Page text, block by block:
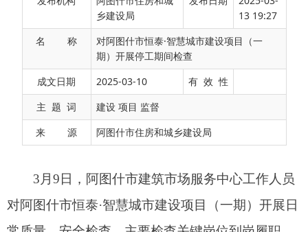
乡建设局
13 19:27
名 称
对阿图什市恒泰·智慧城市建设项目（一
期）开展停工期间检查
成文日期
2025-03-10
有 效 性
主 题 词
建设 项目 监督
来 源
阿图什市住房和城乡建设局
3月9日，阿图什市建筑市场服务中心工作人员
对阿图什市恒泰·智慧城市建设项目（一期）开展日
常质量、安全检查，主要检查关键岗位到岗履职、
值班值守、用电安全情况，检查结果良好。
2025年3月10日